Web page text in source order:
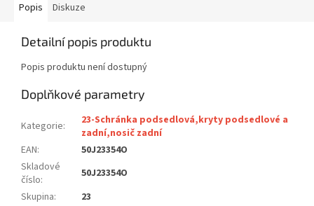
Popis Diskuze
Detailní popis produktu
Popis produktu není dostupný
Doplňkové parametry
Kategorie:
23-Schránka podsedlová,kryty podsedlové a
zadní,nosič zadní
EAN:
50J23354O
Skladové
číslo:
50J23354O
Skupina: 23